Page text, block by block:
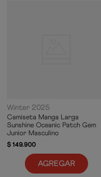
Winter 2025
Camiseta Manga Larga
Sunshine Oceanic Patch Gem
Junior Masculino
$149.900
AGREGAR